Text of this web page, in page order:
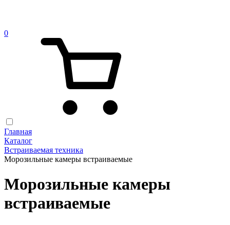
0
Главная
Каталог
Встраиваемая техника
Морозильные камеры встраиваемые
Морозильные камеры
встраиваемые